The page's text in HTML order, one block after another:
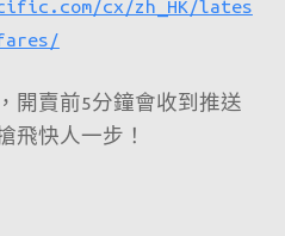
cx/zh_HK/lates
開賣前5分鐘會收到推送
飛快人一步！